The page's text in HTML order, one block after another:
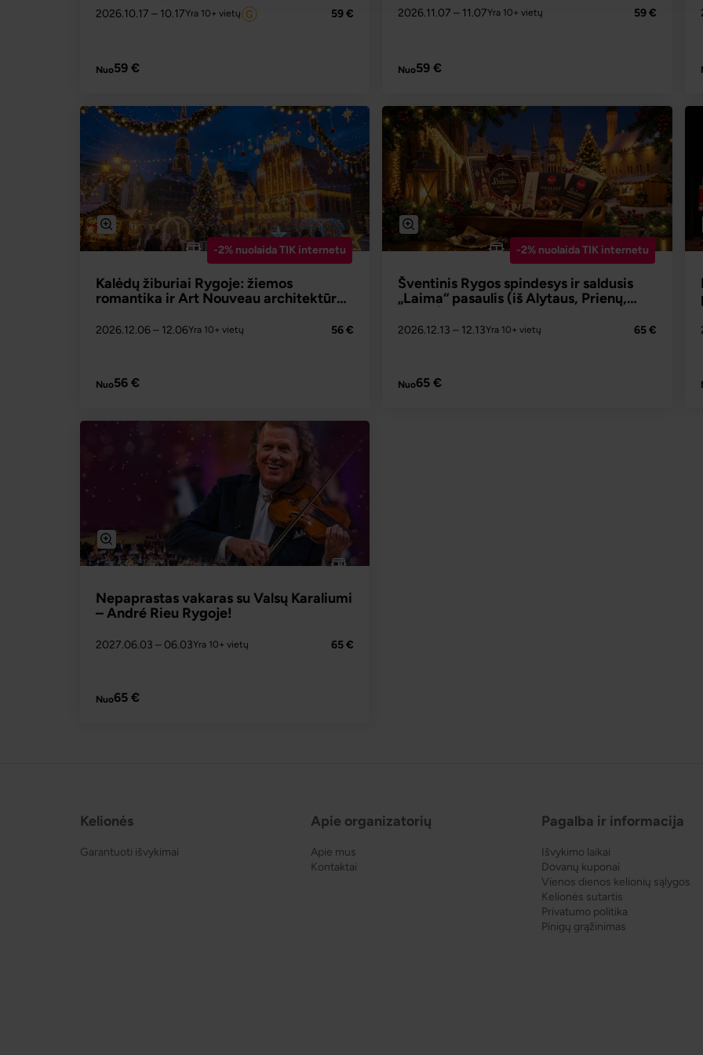
2026.10.17 – 10.17Yra 10+ vietų 59 €
Nuo59 €
2026.11.07– 11.07Yra 10+ vietų 59 €
Nuo59 €
-2% nuolaida TIK internetu
Kalėdų žiburiai Rygoje: žiemos
romantika ir Art Nouveau architektūros
2026.12.06– 12.06Yra 10+ vietų 56 €
Nuo56 €
-2% nuolaida TIK internetu
Šventinis Rygos spindesys ir saldusis
„Laima“ pasaulis (iš Alytaus, Prienų,
Kauno)
2026.12.13– 12.13Yra 10+ vietų 65 €
Nuo65 €
Nepaprastas vakaras su Valsų Karaliumi
– André Rieu Rygoje!
2027.06.03 – 06.03Yra 10+ vietų 65 €
Nuo65 €
Kelionės
Garantuoti išvykimai
Apie organizatorių
Apie mus
Kontaktai
Pagalba ir informacija
Išvykimo laikai
Dovanų kuponai
Vienos dienos kelionių sąlygos
Kelionės sutartis
Privatumo politika
Pinigų grąžinimas